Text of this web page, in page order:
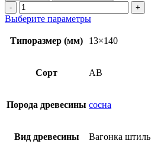
Вагонка
штиль
13x140
6
сосны
Количество
товара
Вагонка
штиль
13x140
сосны
сорт
Выберите параметрыЭтот
имеет
Опции
на
Типоразмер (мм) 13×140
Сорт AB
Порода древесины сосна
Вид древесины Вагонка штиль